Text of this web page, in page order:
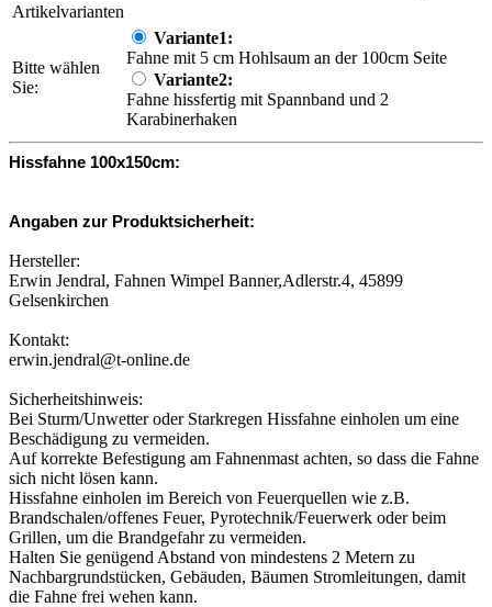
Artikelvarianten
Bitte wählen
Sie:
Variante1:
Fahne mit 5 cm Hohlsaum an der 100cm Seite
Variante2:
Fahne hissfertig mit Spannband und 2
Karabinerhaken
Hissfahne 100x150cm:
Angaben zur Produktsicherheit:
Hersteller:
Erwin Jendral, Fahnen Wimpel Banner,Adlerstr.4, 45899
Gelsenkirchen
Kontakt:
erwin.jendral@t-online.de
Sicherheitshinweis:
Bei Sturm/Unwetter oder Starkregen Hissfahne einholen um eine
Beschädigung zu vermeiden.
Auf korrekte Befestigung am Fahnenmast achten, so dass die Fahne
sich nicht lösen kann.
Hissfahne einholen im Bereich von Feuerquellen wie z.B.
Brandschalen/offenes Feuer, Pyrotechnik/Feuerwerk oder beim
Grillen, um die Brandgefahr zu vermeiden.
Halten Sie genügend Abstand von mindestens 2 Metern zu
Nachbargrundstücken, Gebäuden, Bäumen Stromleitungen, damit
die Fahne frei wehen kann.